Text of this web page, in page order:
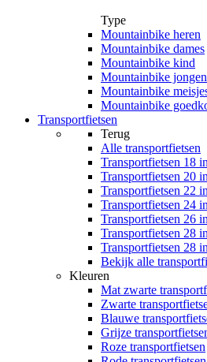
Type
Mountainbike heren
Mountainbike dames
Mountainbike kind
Mountainbike
Mountainbike
Mountainbike
Transportfietsen
Terug
Alle transportfietsen
Transportfietsen 18
Transportfietsen 20
Transportfietsen 22
Transportfietsen 24
Transportfietsen 26
Transportfietsen 28
Transportfietsen 28
Bekijk alle
Kleuren
Mat zwarte
Zwarte
Blauwe
Grijze
Roze transportfietsen